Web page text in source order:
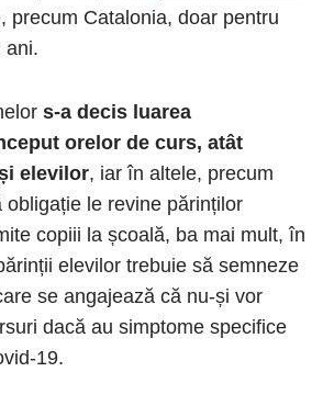
precum Catalonia, doar pentru
ani.
s-a decis luarea
orelor de curs, atât
elevilor, iar în altele, precum
obligație le revine părinților
copiii la școală, ba mai mult, în
elevilor trebuie să semneze
se angajează că nu-și vor
dacă au simptome specifice
19.